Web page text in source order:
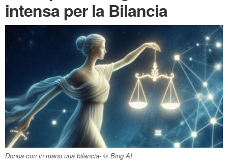
intensa per la Bilancia
Donna con in mano una bilancia- © Bing AI.